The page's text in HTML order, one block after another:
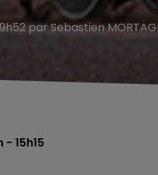
par Sebastien
15h15